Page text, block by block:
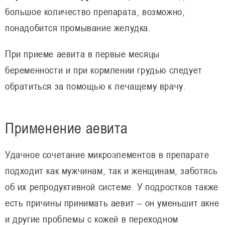
большое количество препарата, возможно,
понадобится промывание желудка.
При приеме аевита в первые месяцы
беременности и при кормлении грудью следует
обратиться за помощью к лечащему врачу.
Применение аевита
Удачное сочетание микроэлементов в препарате
подходит как мужчинам, так и женщинам, заботясь
об их репродуктивной системе. У подростков также
есть причины принимать аевит – он уменьшит акне
и другие проблемы с кожей в переходном